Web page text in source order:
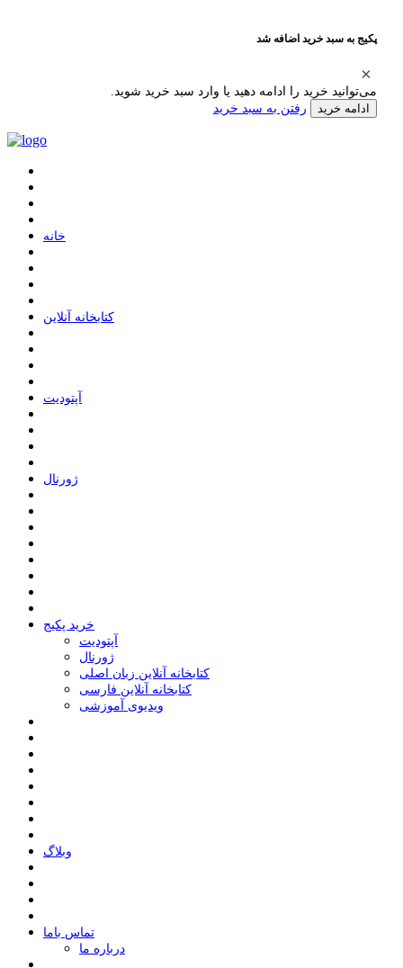
پکیج به سبد خرید اضافه شد
می‌توانید خرید را ادامه دهید یا وارد سبد خرید شوید.
ادامه خرید رفتن به سبد خرید
ﺧﺎﻧﻪ
ﮐﺘﺎﺑﺨﺎﻧﻪ ﺁﻧﻼﯾﻦ
ﺁﭘﺘﻮﺩﯾﺖ
ﮊﻭﺭﻧﺎﻝ
خرید پکیج
ﺁﭘﺘﻮﺩﯾﺖ
ﮊﻭﺭﻧﺎﻝ
کتابخانه آنلاین زبان اصلی
کتابخانه آنلاین فارسی
ویدیوی آموزشی
وبلاگ
ﺗﻤﺎﺱ ﺑﺎﻣﺎ
درباره ما